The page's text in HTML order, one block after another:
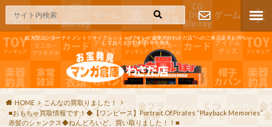
超大型エンターテイメントリサイクルショップ"マンガ倉庫大分わさだ店"へのご来店是非お待ち
しております!365日年中無休
お問い合わ
せ
HOME
こんなの買取りました！
■おもちゃ買取情報です！◆【ワンピース】Portrait.Of.Pirates “Playback Memories”
赤髪のシャンクス◆ねんどろいど、買い取りました！！■